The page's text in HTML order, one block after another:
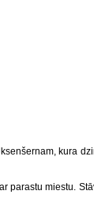
kura
parastu miestu.